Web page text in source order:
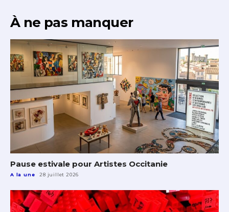
À ne pas manquer
Pause estivale pour Artistes Occitanie
A la une 28 juillet 2026